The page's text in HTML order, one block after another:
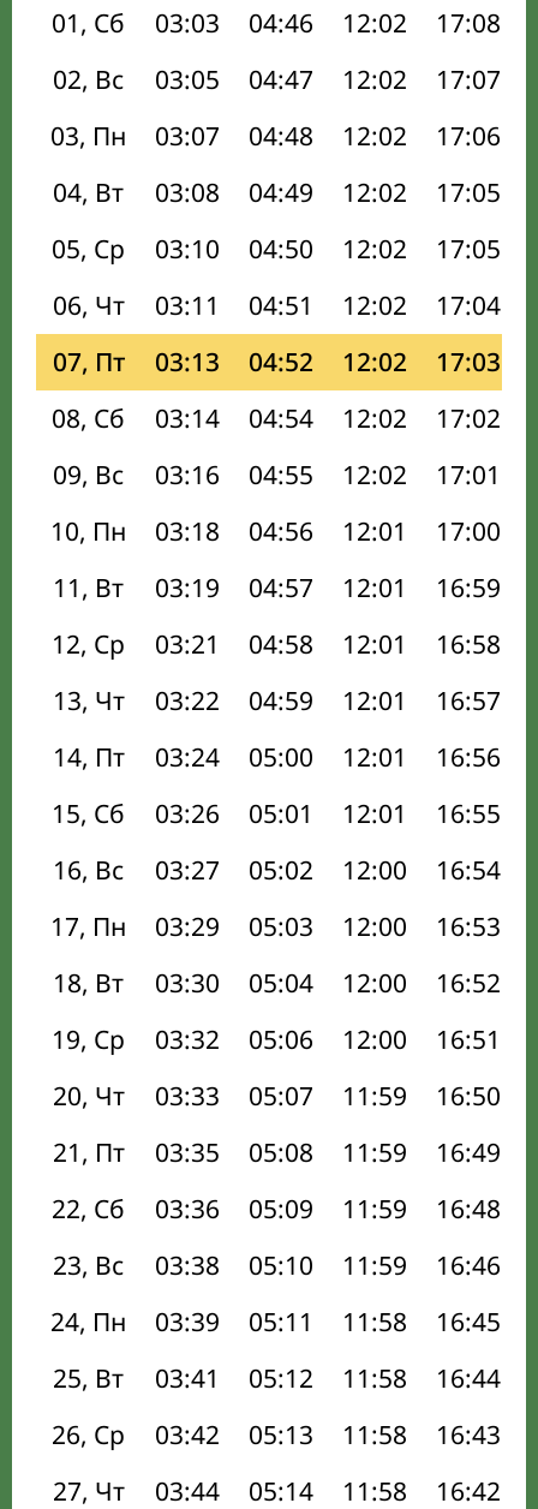
01, Сб 03:03 04:46 12:02 17:08
02, Вс
03:05 04:47 12:02 17:07
03, Пн
03:07 04:48 12:02 17:06
04, Вт
03:08 04:49 12:02 17:05
05, Ср
03:10 04:50 12:02 17:05
06, Чт
03:11 04:51 12:02 17:04
07, Пт
03:13 04:52 12:02 17:03
08, Сб
03:14 04:54 12:02 17:02
09, Вс
03:16 04:55 12:02 17:01
10, Пн
03:18 04:56 12:01 17:00
11, Вт
03:19 04:57 12:01 16:59
12, Ср
03:21 04:58 12:01 16:58
13, Чт
03:22 04:59 12:01 16:57
14, Пт
03:24 05:00 12:01 16:56
15, Сб
03:26 05:01 12:01 16:55
16, Вс
03:27 05:02 12:00 16:54
17, Пн
03:29 05:03 12:00 16:53
18, Вт
03:30 05:04 12:00 16:52
19, Ср
03:32 05:06 12:00 16:51
20, Чт
03:33 05:07 11:59 16:50
21, Пт
03:35 05:08 11:59 16:49
22, Сб
03:36 05:09 11:59 16:48
23, Вс
03:38 05:10 11:59 16:46
24, Пн
03:39 05:11 11:58 16:45
25, Вт
03:41 05:12 11:58 16:44
26, Ср
03:42 05:13 11:58 16:43
27, Чт
03:44 05:14 11:58 16:42